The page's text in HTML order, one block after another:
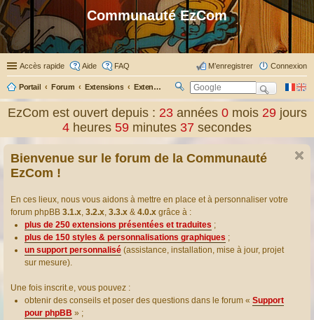
Communauté EzCom
Accès rapide Aide FAQ Connexion
M’enregistrer
Portail Forum Extensions Extensions présentées & traduites
ec
ch
er
EzCom est ouvert depuis : 23 années0 mois29 jours
4 heures 59 minutes 38 secondes
Bienvenue sur le forum de la Communauté
EzCom !
En ces lieux, nous vous aidons à mettre en place et à personnaliser votre
forum phpBB 3.1.x, 3.2.x, 3.3.x & 4.0.x grâce à :
plus de 250 extensions présentées et traduites ;
plus de 150 styles & personnalisations graphiques ;
un support personnalisé (assistance, installation, mise à jour, projet
sur mesure).
Une fois inscrit.e, vous pouvez :
obtenir des conseils et poser des questions dans le forum « Support
pour phpBB » ;